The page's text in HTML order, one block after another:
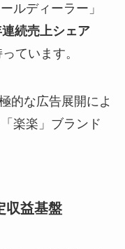
ルディーラー」
続売上シェア
ています。
的な広告展開によ
楽楽」ブランド
収益基盤